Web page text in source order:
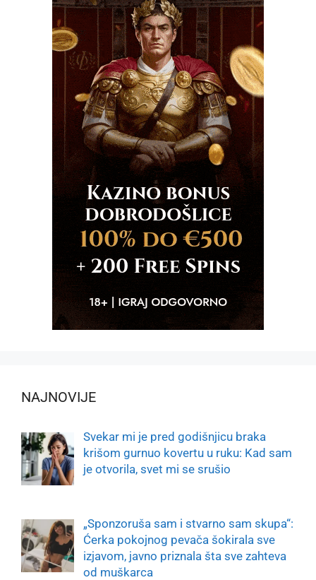
NAJNOVIJE
Svekar mi je pred godišnjicu braka
krišom gurnuo kovertu u ruku: Kad sam
je otvorila, svet mi se srušio
„Sponzoruša sam i stvarno sam skupa“:
Ćerka pokojnog pevača šokirala sve
izjavom, javno priznala šta sve zahteva
od muškarca